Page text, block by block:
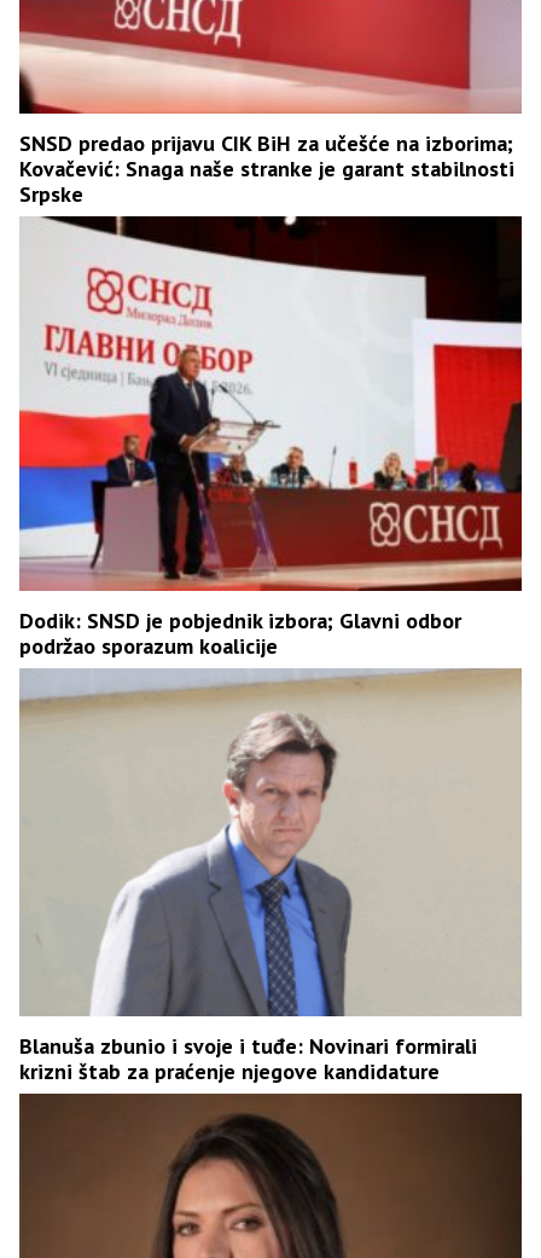
SNSD predao prijavu CIK BiH za učešće na izborima;
Kovačević: Snaga naše stranke je garant stabilnosti
Srpske
Dodik: SNSD je pobjednik izbora; Glavni odbor
podržao sporazum koalicije
Blanuša zbunio i svoje i tuđe: Novinari formirali
krizni štab za praćenje njegove kandidature